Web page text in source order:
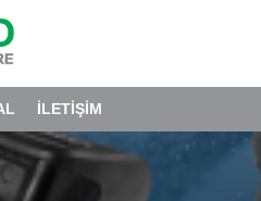
İLETİŞİM